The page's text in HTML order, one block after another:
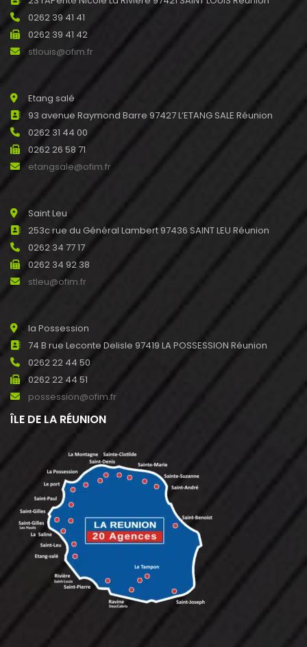
0262 39 41 41
0262 39 41 42
stlouis@ofim.fr
Etang salé
93 avenue Raymond Barre 97427 L’ETANG SALE Réunion
0262 31 44 00
0262 26 58 71
etangsale@ofim.fr
Saint Leu
253c rue du Général Lambert 97436 SAINT LEU Réunion
0262 34 77 17
0262 34 92 38
stleu@ofim.fr
la Possession
74 B rue Leconte Delisle 97419 LA POSSESSION Réunion
0262 22 44 50
0262 22 44 51
possession@ofim.fr
ÎLE DE LA RÉUNION